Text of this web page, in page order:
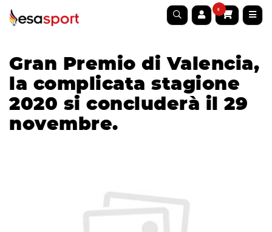
0
Gran Premio di Valencia,
la complicata stagione
2020 si concluderà il 29
novembre.